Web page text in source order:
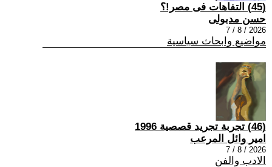
(45) التفاهات فى مصر!؟
حسن مدبولى
2026 / 8 / 7
مواضيع وابحاث سياسية
(46) تجربة تجريد قصصية 1996
امير وائل المرعب
2026 / 8 / 7
الادب والفن